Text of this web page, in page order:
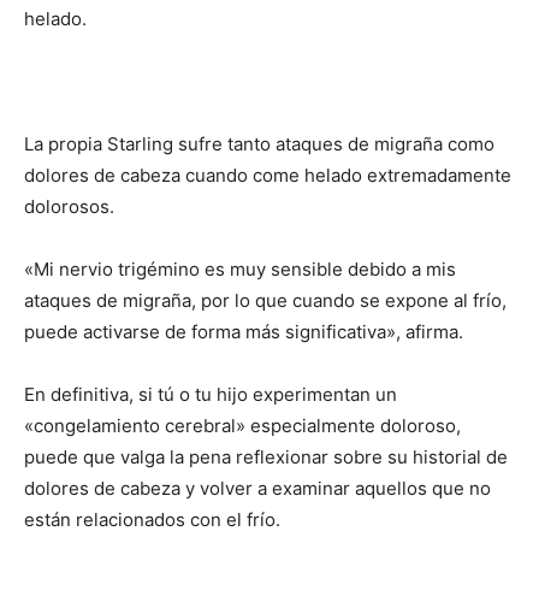
helado.
La propia Starling sufre tanto ataques de migraña como
dolores de cabeza cuando come helado extremadamente
dolorosos.
«Mi nervio trigémino es muy sensible debido a mis
ataques de migraña, por lo que cuando se expone al frío,
puede activarse de forma más significativa», afirma.
En definitiva, si tú o tu hijo experimentan un
«congelamiento cerebral» especialmente doloroso,
puede que valga la pena reflexionar sobre su historial de
dolores de cabeza y volver a examinar aquellos que no
están relacionados con el frío.